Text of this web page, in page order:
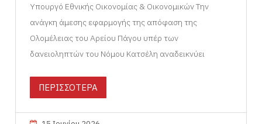
Υπουργό Εθνικής Οικονομίας & Οικονομικών Την
ανάγκη άμεσης εφαρμογής της απόφαση της
Ολομέλειας του Αρείου Πάγου υπέρ των
δανειοληπτών του Νόμου Κατσέλη αναδεικνύει
ΠΕΡΙΣΣΟΤΕΡΑ